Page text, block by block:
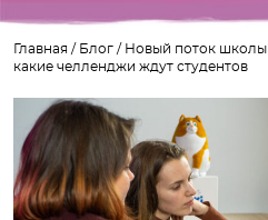
Вакансии
Блог
Контакты
Главная / Блог / Новый поток школы
какие челленджи ждут студентов